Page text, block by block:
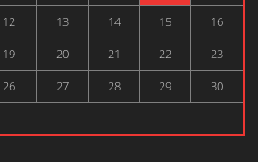
12 13 14 15
16
19 20 21 22
23
26 27 28 29
30